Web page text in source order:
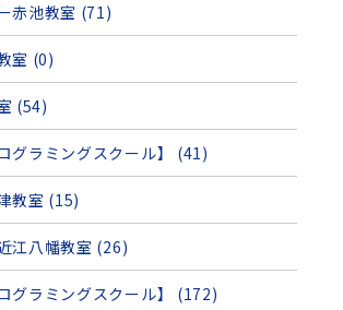
赤池教室 (71)
室 (0)
(54)
グラミングスクール】 (41)
教室 (15)
江八幡教室 (26)
グラミングスクール】 (172)